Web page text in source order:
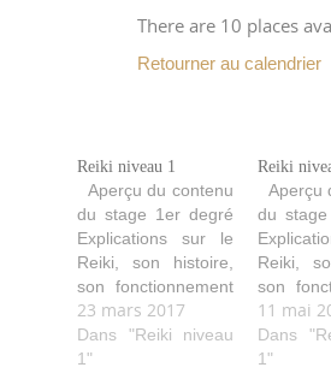
There are 10 places
Retourner au calendrier
Reiki niveau 1
Aperçu du contenu
du stage 1er degré
Explications sur le
Reiki, son histoire,
son fonctionnement
(comment il agit,
purifie, aide…). Les
quatre initiations
23 mars 2017
Dans "Reiki niveau
1"
Reiki
Aperçu
du
Reiki,
son
purifie,
quatre
11 mai
Dans
1"